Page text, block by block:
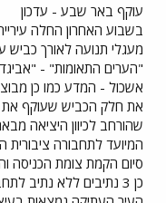
עוקף באר שבע - עדכון
בשבוע האחרון החלה
מעגלי תנועה לאורך
"הערים התאומות" -
אשכול - המדע כמו כן
את חלק הכביש שעוקף את
המיועד לתחבורה
סיום הקמת צומת הכניסה
כן 3 נתיבים ללא נתיב